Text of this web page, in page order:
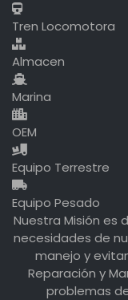
Tren Locomotora
Almacen
Marina
OEM
Equipo Terrestre
Equipo Pesado
Nuestra Misión es
necesidades de
manejo y
Reparación y
problemas